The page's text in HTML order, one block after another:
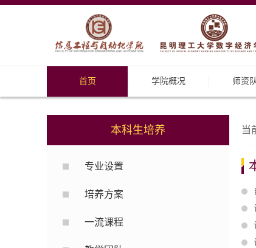
首页 学院概况 师资
本科生培养
专业设置
培养方案
一流课程
当